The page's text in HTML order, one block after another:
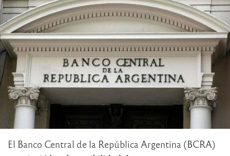
El Banco Central de la República Argentina (BCRA)